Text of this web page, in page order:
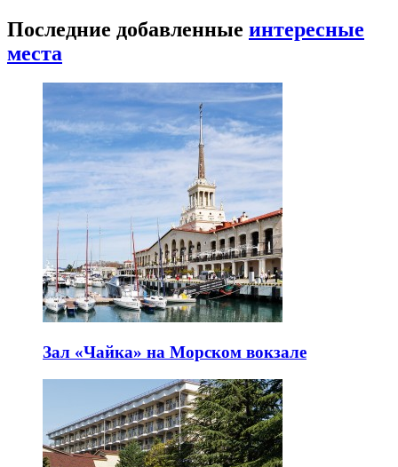
Последние добавленные интересные
места
Зал «Чайка» на Морском вокзале